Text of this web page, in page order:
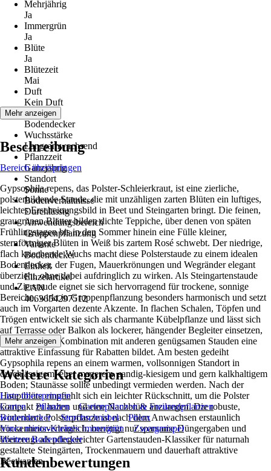
Mehrjährig
Ja
Immergrün
Ja
Blüte
Ja
Blütezeit
Mai
Duft
Kein Duft
Wuchs
Bodendecker
Wuchsstärke
Langsamwachsend
Pflanzzeit
Ganzjährig
Standort
Sonne
Bodenverhältnisse
Durchlässig
Anwendungsbereich
Gruppenpflanzung
Variante
Bodendecker
Einheit
Einzelartikel
EAN
4063654297512
Mehr anzeigen
Beschreibung
Bereich überspringen
Gypsophila repens, das Polster-Schleierkraut, ist eine zierliche,
polsterbildende Staude, die mit unzähligen zarten Blüten ein luftiges,
leichtes Erscheinungsbild in Beet und Steingarten bringt. Die feinen,
graugrünen Blätter bilden dichte Teppiche, über denen von späten
Frühlingstagen bis in den Sommer hinein eine Fülle kleiner,
sternförmiger Blüten in Weiß bis zartem Rosé schwebt. Der niedrige,
flach kriechende Wuchs macht diese Polsterstaude zu einem idealen
Bodendecker, der Fugen, Mauerkrönungen und Wegränder elegant
überzieht, ohne dabei aufdringlich zu wirken. Als Steingartenstaude
und Zierstaude eignet sie sich hervorragend für trockene, sonnige
Bereiche, wirkt in Gruppenpflanzung besonders harmonisch und setzt
auch im Vorgarten dezente Akzente. In flachen Schalen, Töpfen und
Trögen entwickelt sie sich als charmante Kübelpflanze und lässt sich
auf Terrasse oder Balkon als lockerer, hängender Begleiter einsetzen,
während sie in Kombination mit anderen genügsamen Stauden eine
attraktive Einfassung für Rabatten bildet. Am besten gedeiht
Gypsophila repens an einem warmen, vollsonnigen Standort in
durchlässigem, eher magerem, sandig-kiesigem und gern kalkhaltigem
Boden; Staunässe sollte unbedingt vermieden werden. Nach der
Hauptblüte empfiehlt sich ein leichter Rückschnitt, um die Polster
kompakt zu halten und eine Nachblüte anzuregen. Die robuste,
winterharte Polsterpflanze ist nach dem Anwachsen erstaunlich
trockenheitsverträglich, benötigt nur sparsame Düngergaben und
überzeugt als pflegeleichter Gartenstauden-Klassiker für naturnah
gestaltete Steingärten, Trockenmauern und dauerhaft attraktive
Beetkanten.
Mehr anzeigen
Weitere Kategorien
Liste überspringen
Garten
Pflanzen
Gartenpflanzen & Freilandpflanzen
Bodendecker
Storchschnabel
Phlox
Vinca minor-Kleines Immergrün
Zwergmispel
Weitere Bodendecker
Kundenbewertungen